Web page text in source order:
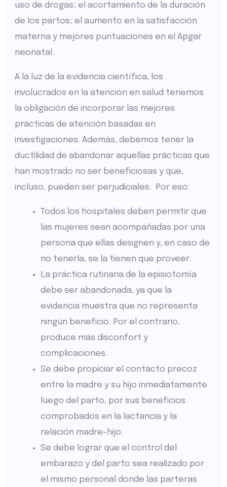
uso de drogas; el acortamiento de la duración
de los partos; el aumento en la satisfacción
materna y mejores puntuaciones en el Apgar
neonatal.
A la luz de la evidencia científica, los
involucrados en la atención en salud tenemos
la obligación de incorporar las mejores
prácticas de atención basadas en
investigaciones. Además, debemos tener la
ductilidad de abandonar aquellas prácticas que
han mostrado no ser beneficiosas y que,
incluso, pueden ser perjudiciales. Por eso:
Todos los hospitales deben permitir que
las mujeres sean acompañadas por una
persona que ellas designen y, en caso de
no tenerla, se la tienen que proveer.
La práctica rutinaria de la episiotomía
debe ser abandonada, ya que la
evidencia muestra que no representa
ningún beneficio. Por el contrario,
produce más disconfort y
complicaciones.
Se debe propiciar el contacto precoz
entre la madre y su hijo inmediatamente
luego del parto, por sus beneficios
comprobados en la lactancia y la
relación madre-hijo.
Se debe lograr que el control del
embarazo y del parto sea realizado por
el mismo personal donde las parteras